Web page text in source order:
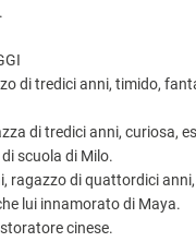
di tredici anni, timido,
di tredici anni, curiosa,
scuola di Milo.
ragazzo di quattordici
lui innamorato di Maya.
cinese.